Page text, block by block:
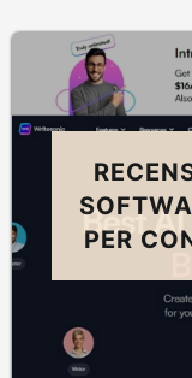
PER